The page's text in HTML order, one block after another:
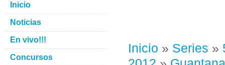
Inicio » Series »
Inicio
Noticias
En vivo!!!
Concursos